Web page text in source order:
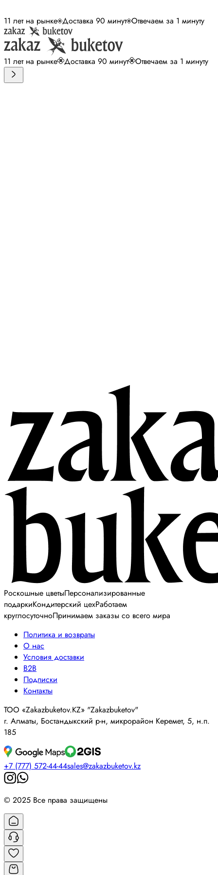
11 лет на рынке Доставка 90 минут Отвечаем за 1 минуту
11 лет на рынке Доставка 90 минут Отвечаем за 1 минуту
Роскошные цветыПерсонализированные
подаркиКондитерский цехРаботаем
круглосуточноПринимаем заказы со всего мира
Политика и возвраты
О нас
Условия доставки
B2B
Подписки
Контакты
ТОО «Zakazbuketov.KZ» "Zakazbuketov"
г. Алматы, Бостандыкский р-н, микрорайон Керемет, 5, н.п.
185
+7 (777) 572-44-44sales@zakazbuketov.kz
© 2025 Все права защищены